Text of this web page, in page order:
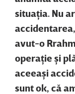
situaţia. Nu
avut-o
operaţie şi
aceeaşi
sunt ok, că